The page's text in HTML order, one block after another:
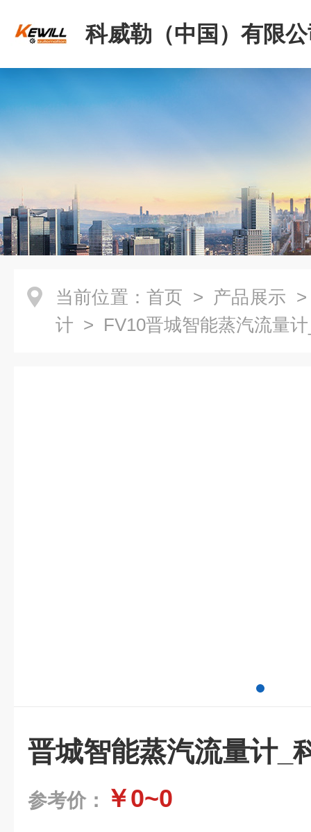
科威勒（中国）有限
当前位置： 首页 > 产品展示
计 > FV10晋城智能蒸汽流量
晋城智能蒸汽流量计_
参考价： ￥0~0